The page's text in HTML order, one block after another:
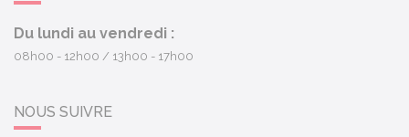
Du lundi au vendredi :
08h00 - 12h00 13h00 - 17h00
NOUS SUIVRE